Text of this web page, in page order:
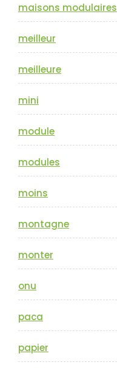
maisons modulaires
meilleur
meilleure
mini
module
modules
moins
montagne
monter
onu
paca
papier